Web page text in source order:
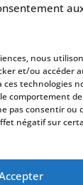
nous
et/ou accéder
ces technologies
comportement
pas consentir ou
négatif sur
VII – 75009
+33 (0)2 35 22